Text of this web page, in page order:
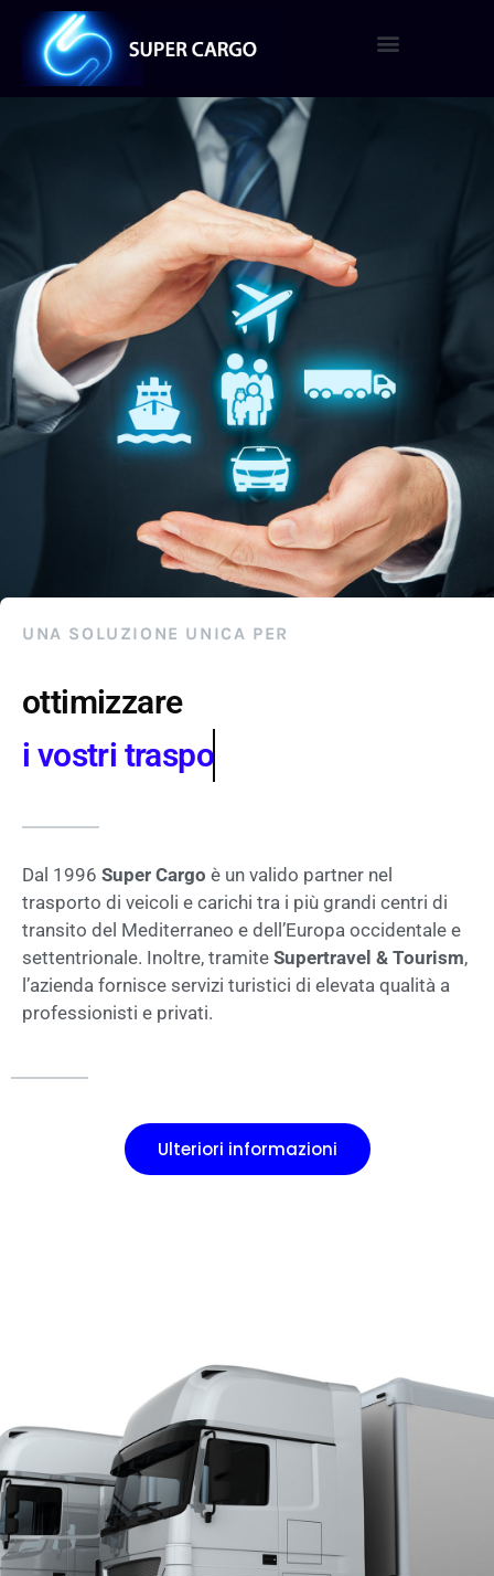
UNA SOLUZIONE UNICA PER
ottimizzare
i vostri viaggi
Dal 1996 Super Cargo è un valido partner nel
trasporto di veicoli e carichi tra i più grandi centri di
transito del Mediterraneo e dell’Europa occidentale e
settentrionale. Inoltre, tramite Supertravel & Tourism,
l’azienda fornisce servizi turistici di elevata qualità a
professionisti e privati.
Ulteriori informazioni